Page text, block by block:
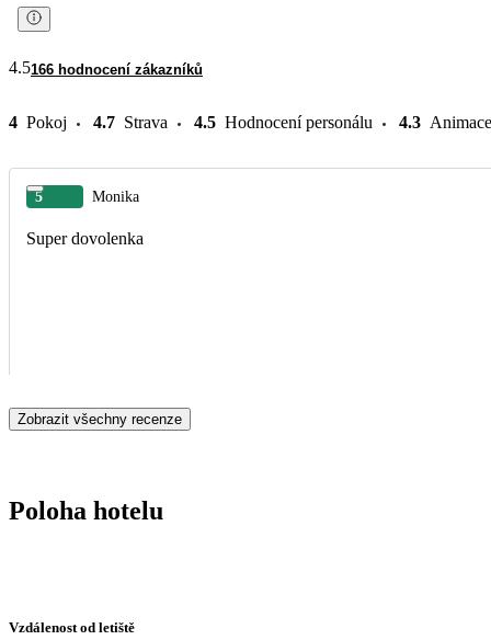
4.5166 hodnocení zákazníků
4 Pokoj 4.7 Strava 4.5 Hodnocení personálu 4.3 Animace
5 Monika
Super dovolenka
Zobrazit všechny recenze
Poloha hotelu
Vzdálenost od letiště